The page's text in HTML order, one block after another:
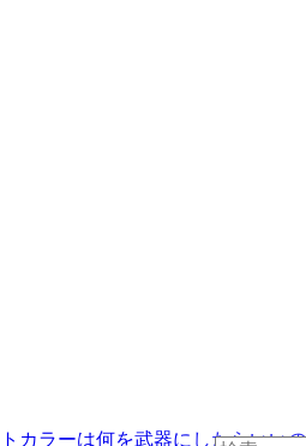
カラーは何を武器にしたらいい